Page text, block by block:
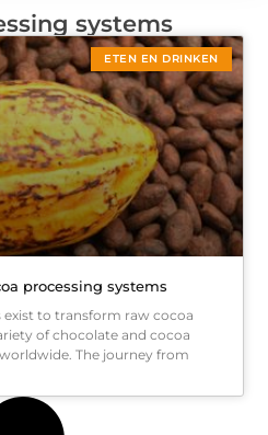
systems
ETEN EN DRINKEN
processing systems
exist to transform raw cocoa
of chocolate and cocoa
The journey from